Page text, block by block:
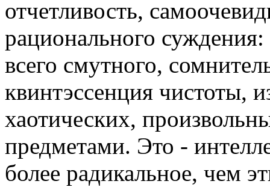
отчетливость,
рационального
всего смутного,
квинтэссенция чистоты,
хаотических,
предметами. Это -
более радикальное, чем